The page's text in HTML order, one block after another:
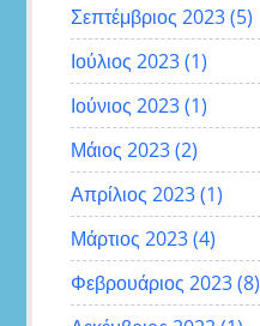
Σεπτέμβριος 2023(5)
Ιούλιος 2023(1)
Ιούνιος 2023(1)
Μάιος 2023(2)
Απρίλιος 2023(1)
Μάρτιος 2023(4)
Φεβρουάριος 2023(8)